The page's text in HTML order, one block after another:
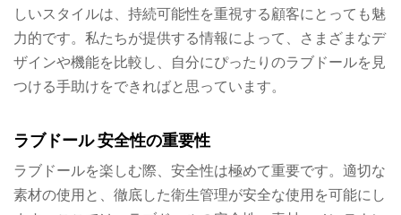
しいスタイルは、持続可能性を重視する顧客にとっても魅
力的です。私たちが提供する情報によって、さまざまなデ
ザインや機能を比較し、自分にぴったりのラブドールを見
つける手助けをできればと思っています。
ラブドール 安全性の重要性
ラブドールを楽しむ際、安全性は極めて重要です。適切な
素材の使用と、徹底した衛生管理が安全な使用を可能にし